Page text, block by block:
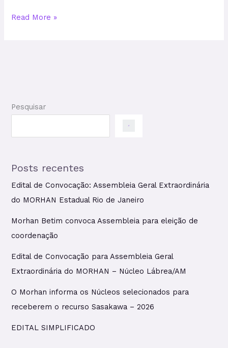
Read More »
Pesquisar
Posts recentes
Edital de Convocação: Assembleia Geral Extraordinária
do MORHAN Estadual Rio de Janeiro
Morhan Betim convoca Assembleia para eleição de
coordenação
Edital de Convocação para Assembleia Geral
Extraordinária do MORHAN – Núcleo Lábrea/AM
O Morhan informa os Núcleos selecionados para
receberem o recurso Sasakawa – 2026
EDITAL SIMPLIFICADO